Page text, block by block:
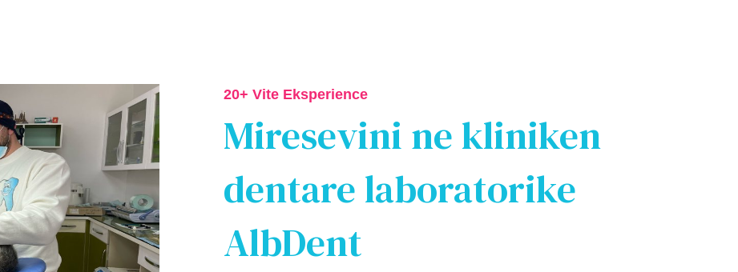
20+ Vite Eksperience
Miresevini ne kliniken
dentare laboratorike
AlbDent